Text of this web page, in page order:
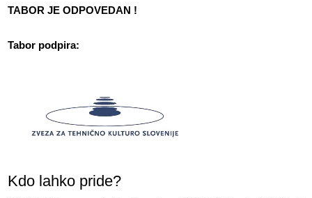
TABOR JE ODPOVEDAN !
Tabor podpira:
Kdo lahko pride?